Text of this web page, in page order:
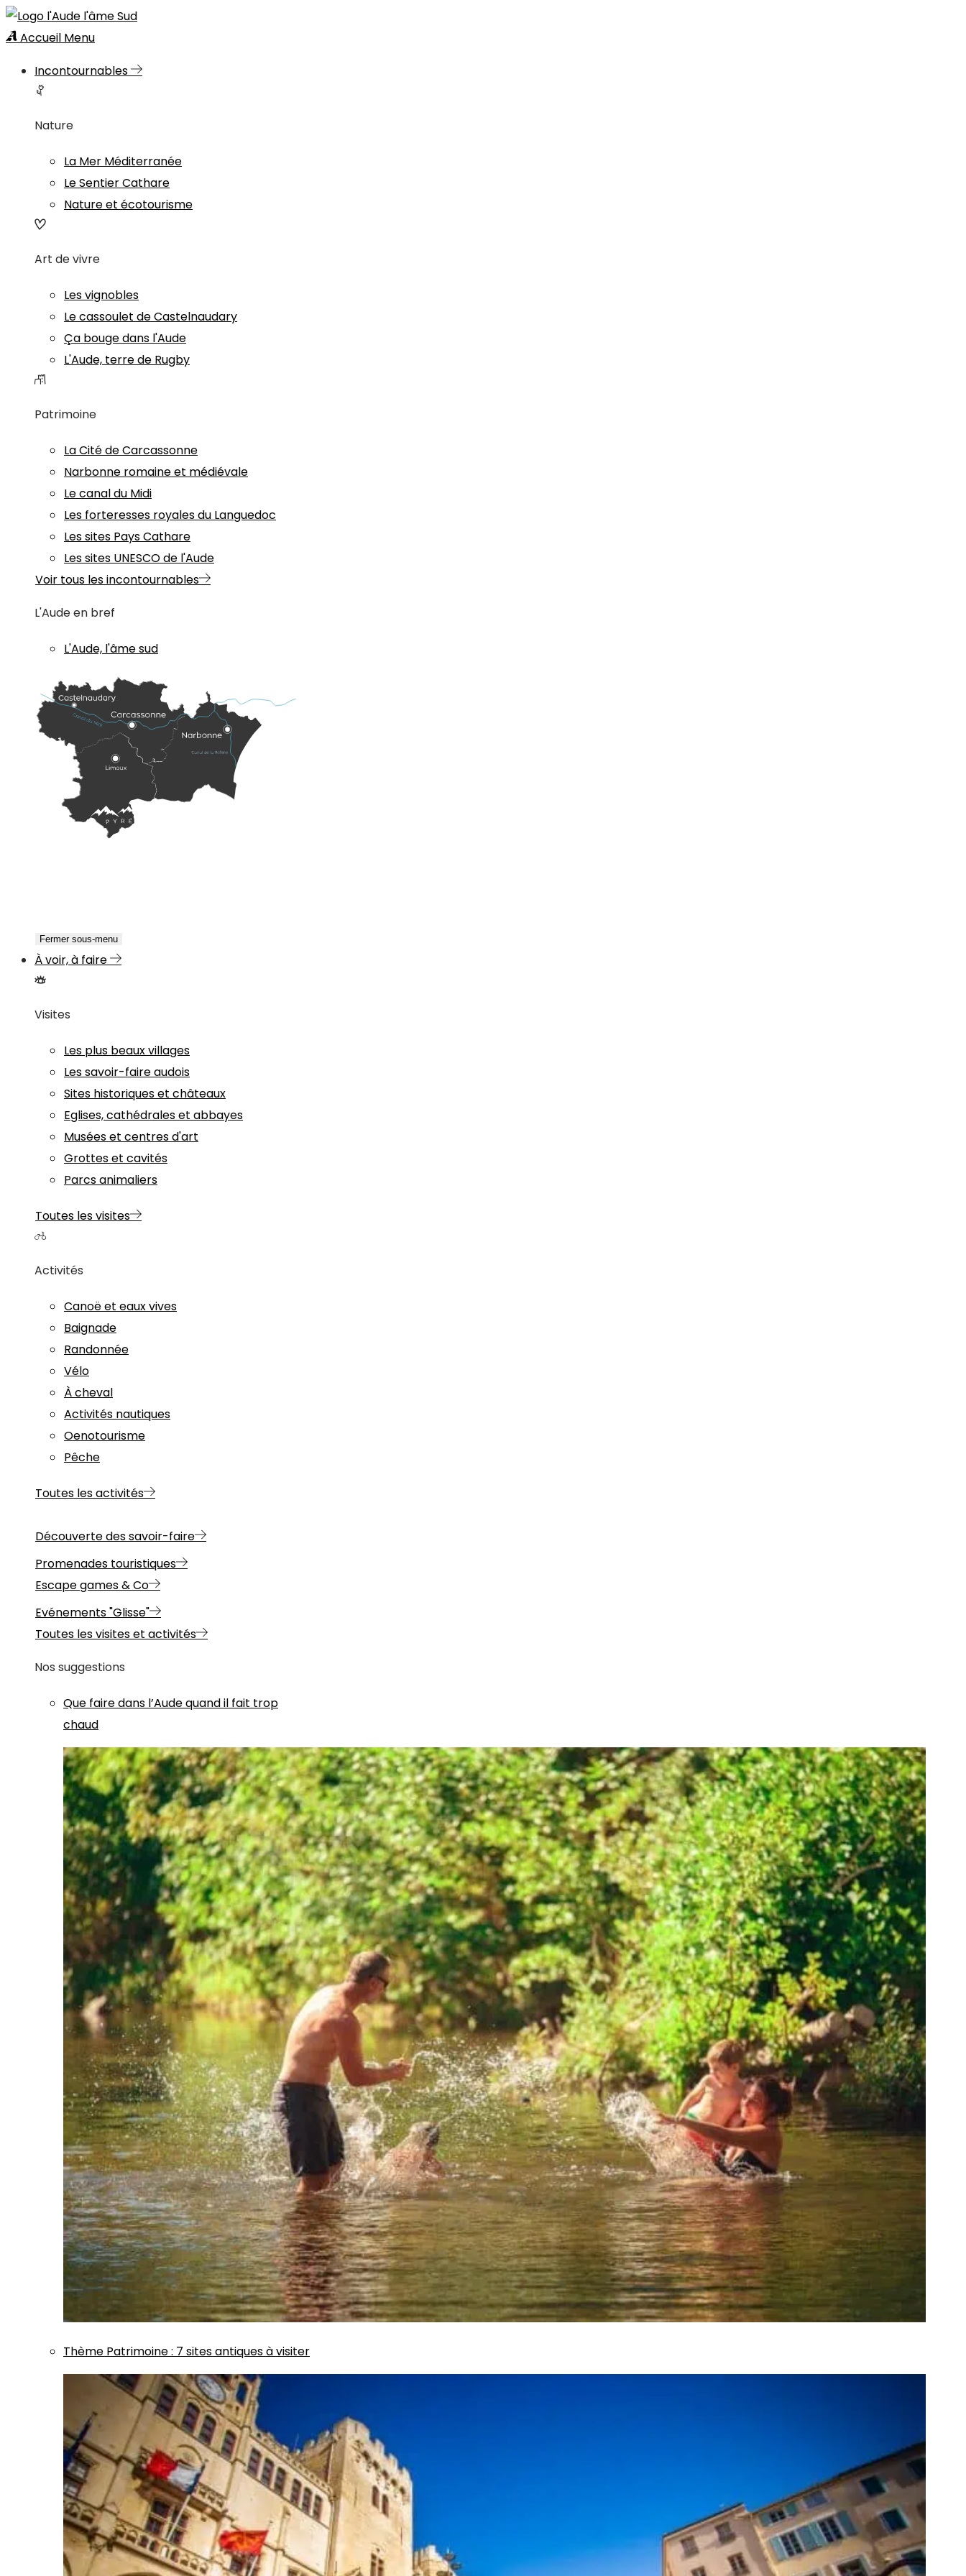
Accueil Menu
Incontournables
Nature
La Mer Méditerranée
Le Sentier Cathare
Nature et écotourisme
Art de vivre
Les vignobles
Le cassoulet de Castelnaudary
Ça bouge dans l'Aude
L'Aude, terre de Rugby
Patrimoine
La Cité de Carcassonne
Narbonne romaine et médiévale
Le canal du Midi
Les forteresses royales du Languedoc
Les sites Pays Cathare
Les sites UNESCO de l'Aude
Voir tous les incontournables
L'Aude en bref
L'Aude, l'âme sud
Fermer sous-menu
À voir, à faire
Visites
Les plus beaux villages
Les savoir-faire audois
Sites historiques et châteaux
Eglises, cathédrales et abbayes
Musées et centres d'art
Grottes et cavités
Parcs animaliers
Toutes les visites
Activités
Canoë et eaux vives
Baignade
Randonnée
Vélo
À cheval
Activités nautiques
Oenotourisme
Pêche
Toutes les activités
Découverte des savoir-faire
Promenades touristiques
Escape games & Co
Evénements "Glisse"
Toutes les visites et activités
Nos suggestions
Que faire dans l’Aude quand il fait trop
chaud
Thème Patrimoine: 7 sites antiques à visiter